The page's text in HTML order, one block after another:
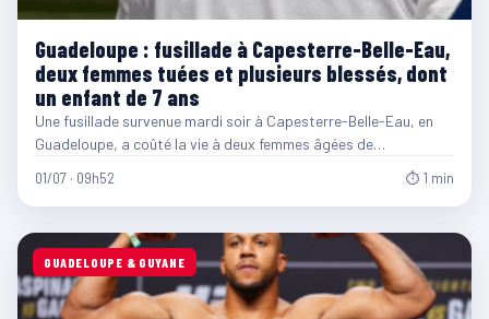
Guadeloupe : fusillade à Capesterre-Belle-Eau,
deux femmes tuées et plusieurs blessés, dont
un enfant de 7 ans
Une fusillade survenue mardi soir à Capesterre-Belle-Eau, en
Guadeloupe, a coûté la vie à deux femmes âgées de…
01/07 · 09h52 ⏱ 1 min
GUADELOUPE & GUYANE